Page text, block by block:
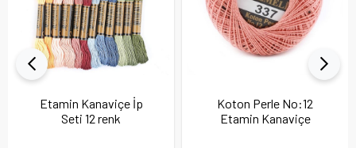
Etamin Kanaviçe İp
Seti 12 renk
Koton Perle No:12
Etamin Kanaviçe